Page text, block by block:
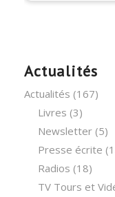
Actualités
Actualités (167)
Livres (3)
Newsletter(5)
Presse écrite
Radios (18)
TV Tours et